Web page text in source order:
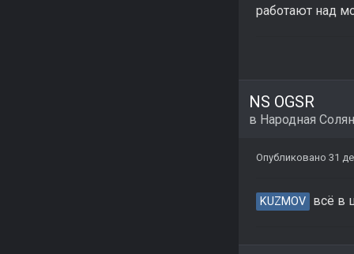
работают над
NS OGSR
в Народная
Опубликовано 31
KUZMOV всё в